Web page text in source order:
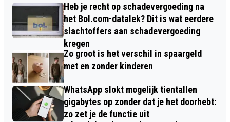
Heb je recht op schadevergoeding na
het Bol.com-datalek? Dit is wat eerdere
slachtoffers aan schadevergoeding
kregen
Zo groot is het verschil in spaargeld
met en zonder kinderen
WhatsApp slokt mogelijk tientallen
gigabytes op zonder dat je het doorhebt:
zo zet je de functie uit